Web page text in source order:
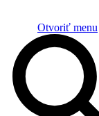
Otvoriť menu